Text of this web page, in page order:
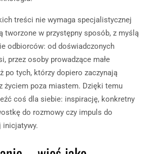
treści nie wymaga specjalistycznej
tworzone w przystępny sposób, z myślą
odbiorców: od doświadczonych
przez osoby prowadzące małe
po tych, którzy dopiero zaczynają
życiem poza miastem. Dzięki temu
coś dla siebie: inspirację, konkretny
do rozmowy czy impuls do
inicjatywy.